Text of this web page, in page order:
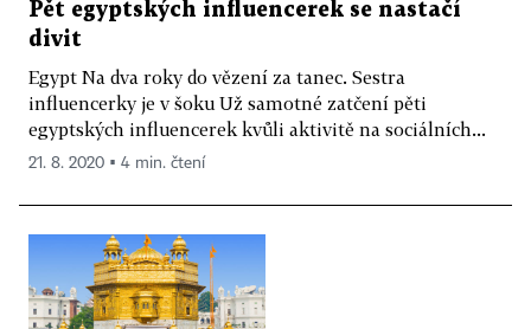
Pět egyptských influencerek se nastačí
divit
Egypt Na dva roky do vězení za tanec. Sestra
influencerky je v šoku Už samotné zatčení pěti
egyptských influencerek kvůli aktivitě na sociálních...
21. 8. 2020 ▪ 4 min. čtení